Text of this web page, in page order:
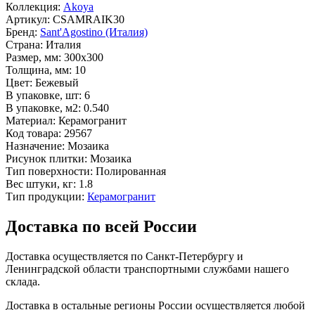
Коллекция: Akoya
Артикул: CSAMRAIK30
Бренд: Sant'Agostino (Италия)
Страна: Италия
Размер, мм: 300x300
Толщина, мм: 10
Цвет: Бежевый
В упаковке, шт: 6
В упаковке, м2: 0.540
Материал: Керамогранит
Код товара: 29567
Назначение: Мозаика
Рисунок плитки: Мозаика
Тип поверхности: Полированная
Вес штуки, кг: 1.8
Тип продукции: Керамогранит
Доставка по всей России
Доставка осуществляется по Санкт-Петербургу и
Ленинградской области транспортными службами нашего
склада.
Доставка в остальные регионы России осуществляется любой